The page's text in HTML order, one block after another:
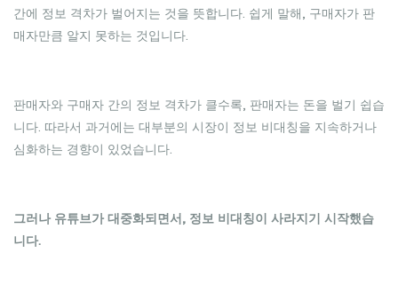
간에 정보 격차가 벌어지는 것을 뜻합니다. 쉽게 말해, 구매자가 판
매자만큼 알지 못하는 것입니다.
판매자와 구매자 간의 정보 격차가 클수록, 판매자는 돈을 벌기 쉽습
니다. 따라서 과거에는 대부분의 시장이 정보 비대칭을 지속하거나
심화하는 경향이 있었습니다.
그러나 유튜브가 대중화되면서, 정보 비대칭이 사라지기 시작했습
니다.